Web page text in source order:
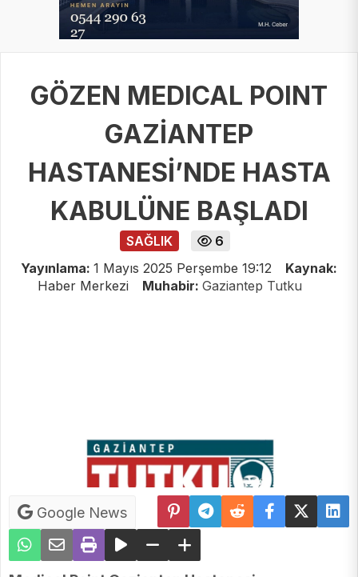
GÖZEN MEDICAL POINT
GAZİANTEP
HASTANESİ’NDE HASTA
KABULÜNE BAŞLADI
SAĞLIK
6
Yayınlama: 1 Mayıs 2025 Perşembe 19:12
Kaynak:
Haber Merkezi
Muhabir: Gaziantep Tutku
Google News